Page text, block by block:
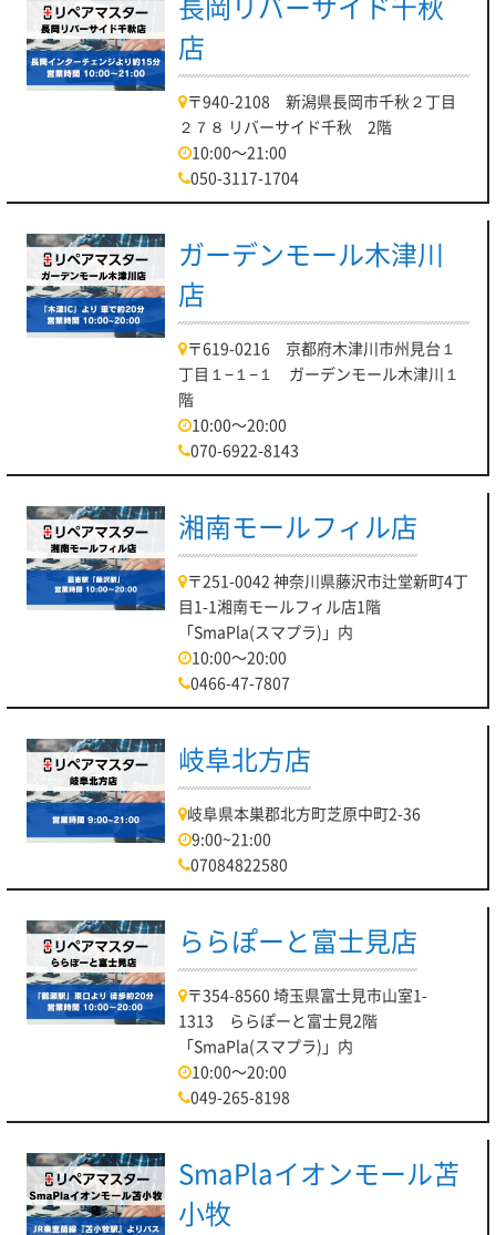
店
〒940-2108 新潟県長岡市千秋２丁目
２７８ リバーサイド千秋 2階
10:00～21:00
050-3117-1704
ガーデンモール木津川
店
〒619-0216 京都府木津川市州見台１
丁目１−１−１ ガーデンモール木津川１
階
10:00～20:00
070-6922-8143
湘南モールフィル店
〒251-0042 神奈川県藤沢市辻堂新町4丁
目1-1湘南モールフィル店1階
「SmaPla(スマプラ)」内
10:00～20:00
0466-47-7807
岐阜北方店
岐阜県本巣郡北方町芝原中町2-36
9:00~21:00
07084822580
ららぽーと富士見店
〒354-8560 埼玉県富士見市山室1-
1313 ららぽーと富士見2階
「SmaPla(スマプラ)」内
10:00～20:00
049-265-8198
SmaPlaイオンモール苫
小牧